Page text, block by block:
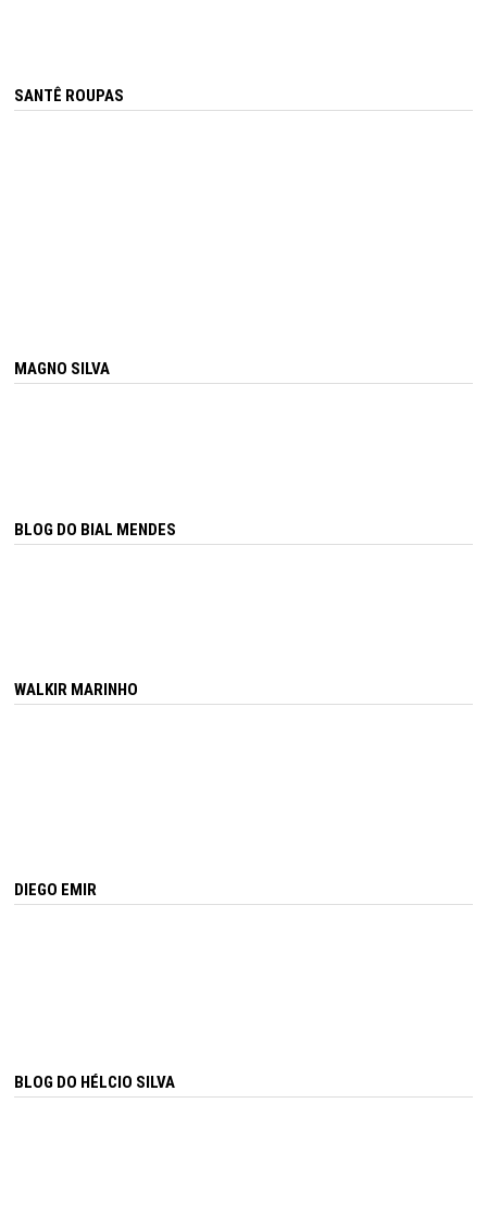
SANTÊ ROUPAS
MAGNO SILVA
BLOG DO BIAL MENDES
WALKIR MARINHO
DIEGO EMIR
BLOG DO HÉLCIO SILVA